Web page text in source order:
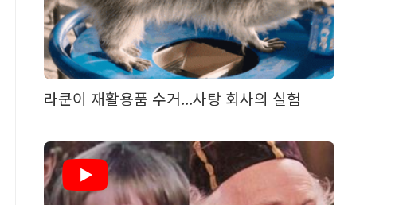
라쿤이 재활용품 수거...사탕 회사의 실험